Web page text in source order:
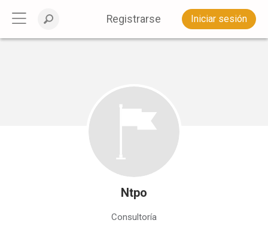
Registrarse Iniciar sesión
Ntpo
Consultoría